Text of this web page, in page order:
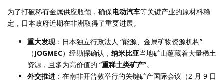
为了打破稀有金属供应瓶颈，确保电动汽车等关键产业的原材料稳
定，日本政府近期在非洲取得了重要进展。
重大发现：日本独立行政法人 “能源、金属矿物资源机构”
（JOGMEC）经勘探确认， 纳米比亚当地矿山蕴藏着大量稀土
资源，且多为高价值的 “重稀土类矿产”。
外交推进 ：在南非开普敦举行的关键矿产国际会议（2 月 9 日